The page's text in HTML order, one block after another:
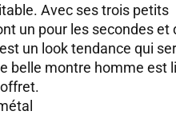
Avec ses trois petits
un pour les secondes et
un look tendance qui
belle montre homme est